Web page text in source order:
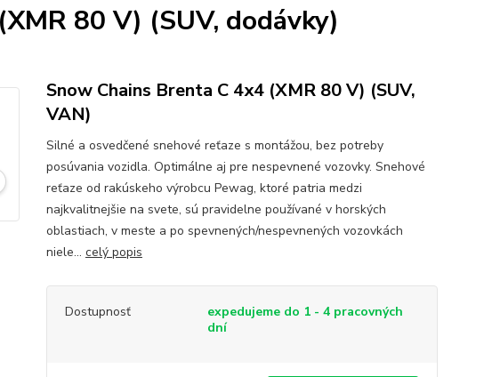
80 V) (SUV, dodávky)
Snow Chains Brenta C 4x4 (XMR 80 V) (SUV,
VAN)
Silné a osvedčené snehové reťaze s montážou, bez potreby
posúvania vozidla. Optimálne aj pre nespevnené vozovky. Snehové
reťaze od rakúskeho výrobcu Pewag, ktoré patria medzi
najkvalitnejšie na svete, sú pravidelne používané v horských
oblastiach, v meste a po spevnených/nespevnených vozovkách
niele... celý popis
Dostupnosť
expedujeme do 1 - 4 pracovných
dní